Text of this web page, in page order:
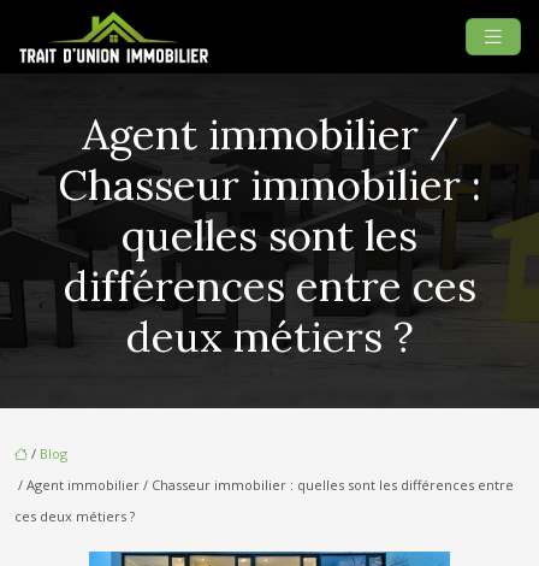
Agent immobilier /
Chasseur immobilier :
quelles sont les
différences entre ces
deux métiers ?
/ Blog
/ Agent immobilier / Chasseur immobilier : quelles sont les différences entre
ces deux métiers ?